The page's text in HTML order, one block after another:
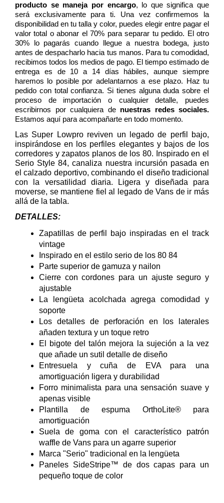
producto se maneja por encargo, lo que significa que
será exclusivamente para ti. Una vez confirmemos la
disponibilidad en tu talla y color, puedes elegir entre pagar el
valor total o abonar el 70% para separar tu pedido. El otro
30% lo pagarás cuando llegue a nuestra bodega, justo
antes de despacharlo hacia tus manos. Para tu comodidad,
recibimos todos los medios de pago. El tiempo estimado de
entrega es de 10 a 14 días hábiles, aunque siempre
haremos lo posible por adelantarnos a ese plazo. Haz tu
pedido con total confianza. Si tienes alguna duda sobre el
proceso de importación o cualquier detalle, puedes
escribirnos por cualquiera denuestras redes sociales.
Estamos aquí para acompañarte en todo momento.
Las Super Lowpro reviven un legado de perfil bajo,
inspirándose en los perfiles elegantes y bajos de los
corredores y zapatos planos de los 80. Inspirado en el
Serio Style 84, canaliza nuestra incursión pasada en
el calzado deportivo, combinando el diseño tradicional
con la versatilidad diaria. Ligera y diseñada para
moverse, se mantiene fiel al legado de Vans de ir más
allá de la tabla.
DETALLES:
Zapatillas de perfil bajo inspiradas en el track
vintage
Inspirado en el estilo serio de los 80 84
Parte superior de gamuza y nailon
Cierre con cordones para un ajuste seguro y
ajustable
La lengüeta acolchada agrega comodidad y
soporte
Los detalles de perforación en los laterales
añaden textura y un toque retro
El bigote del talón mejora la sujeción a la vez
que añade un sutil detalle de diseño
Entresuela y cuña de EVA para una
amortiguación ligera y durabilidad
Forro minimalista para una sensación suave y
apenas visible
Plantilla de espuma OrthoLite® para
amortiguación
Suela de goma con el característico patrón
waffle de Vans para un agarre superior
Marca "Serio" tradicional en la lengüeta
Paneles SideStripe™ de dos capas para un
pequeño toque de color